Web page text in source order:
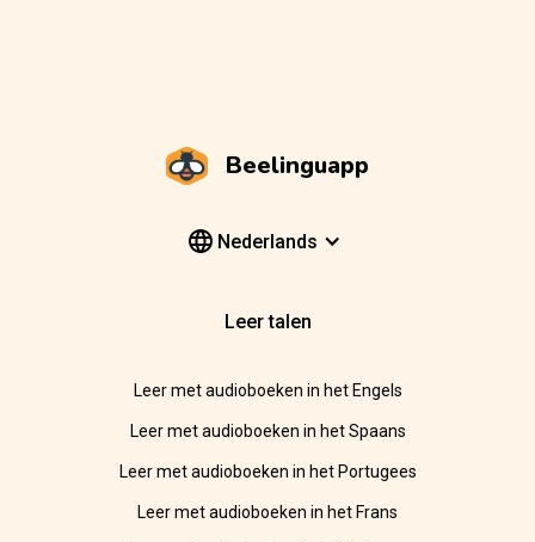
Beelinguapp
Nederlands
Leer talen
Leer met audioboeken in het Engels
Leer met audioboeken in het Spaans
Leer met audioboeken in het Portugees
Leer met audioboeken in het Frans